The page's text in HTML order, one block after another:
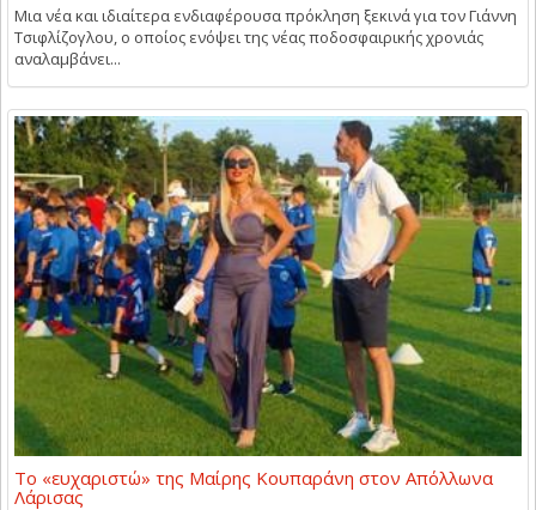
Μια νέα και ιδιαίτερα ενδιαφέρουσα πρόκληση ξεκινά για τον Γιάννη
Τσιφλίζογλου, ο οποίος ενόψει της νέας ποδοσφαιρικής χρονιάς
αναλαμβάνει...
Το «ευχαριστώ» της Μαίρης Κουπαράνη στον Απόλλωνα
Λάρισας